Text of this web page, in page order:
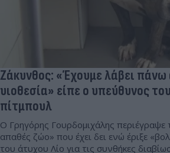
Ζάκυνθος: «Έχουμε λάβει πάνω
υιοθεσία» είπε ο υπεύθυνος
πίτμπουλ
Ο Γρηγόρης Γουρδομιχάλης περιέγραψε
απαθές ζώο» που έχει δει ενώ έριξε
του άτυχου Λίο για τις συνθήκες